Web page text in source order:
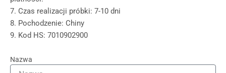
7. Czas realizacji próbki: 7-10 dni
8. Pochodzenie: Chiny
9. Kod HS: 7010902900
Nazwa